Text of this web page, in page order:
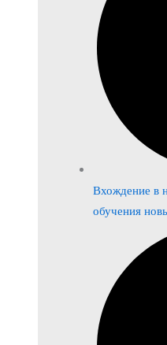
Вхождение в
обучения